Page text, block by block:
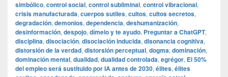
simbólico, control social, control subliminal, control vibracional,
crisis manufacturada, cuerpos sutiles, cultos, cultos secretos,
degradación, demonios, dependencia, deshumanización,
desinformación, despojo, dímelo y te ayudo. Preguntar a ChatGPT,
disciplina, disociación, disociación inducida, disonancia cognitiva,
distorsión de la verdad, distorsión perceptual, dogma, dominación,
dominación mental, dualidad, dualidad controlada, egrégor, El 50%
del empleo será sustituido por IA antes de 2030, élites, élites